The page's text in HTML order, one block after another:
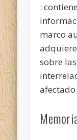
:
marco
sobre